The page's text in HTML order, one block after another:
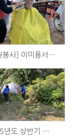
[자원봉사] 이미용서비스 (5/18)
2025년도 상반기 합동소방훈련 실시